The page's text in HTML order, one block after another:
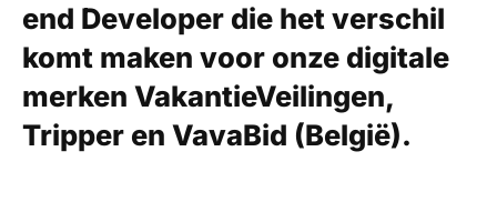
end Developer die het verschil
komt maken voor onze digitale
merken VakantieVeilingen,
Tripper en VavaBid (België).